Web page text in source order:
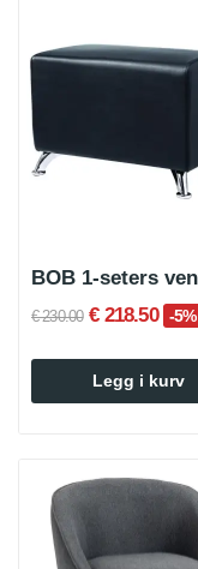
€ 230.00 € 218.50 -5%
Legg i kurv